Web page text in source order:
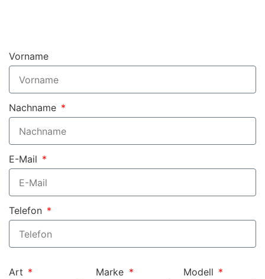
Vorname
Nachname
E-Mail
Telefon
Art Marke Modell